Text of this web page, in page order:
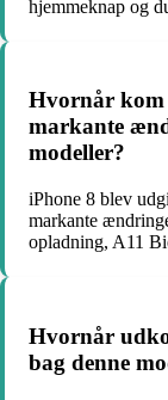
hjemmeknap og
Hvornår kom
markante
modeller?
iPhone 8 blev
markante
opladning, A11
Hvornår
bag denne